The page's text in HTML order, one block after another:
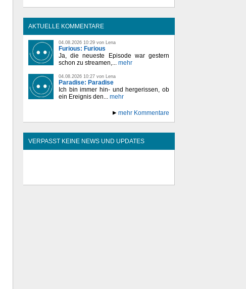
AKTUELLE KOMMENTARE
04.08.2026 10:29 von Lena
Furious: Furious
Ja, die neueste Episode war gestern
schon zu streamen,... mehr
04.08.2026 10:27 von Lena
Paradise: Paradise
Ich bin immer hin- und hergerissen, ob
ein Ereignis den... mehr
mehr Kommentare
VERPASST KEINE NEWS UND UPDATES